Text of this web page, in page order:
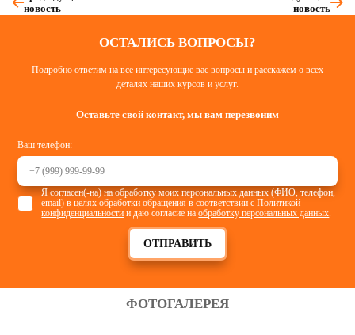
новость
новость
ОСТАЛИСЬ ВОПРОСЫ?
Подробно ответим на все интересующие вас вопросы и расскажем о всех
деталях наших курсов и услуг.
Оставьте свой контакт, мы вам перезвоним
Ваш телефон:
ОТПРАВИТЬ
Я согласен(-на) на обработку моих персональных данных (ФИО, телефон,
email) в целях обработки обращения в соответствии сПолитикой
конфиденциальности и даю согласие наобработку персональных данных.
ФОТОГАЛЕРЕЯ